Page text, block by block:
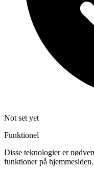
Not set yet
Funktionel
Disse teknologier er
funktioner på hjemmesiden.